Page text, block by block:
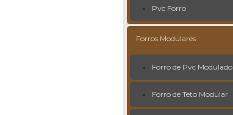
Pvc Forro
Forros Modulares
Forro de Pvc Modulado
Forro de Teto Modular